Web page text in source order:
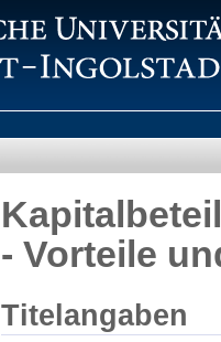
- Vorteile
Titelangaben